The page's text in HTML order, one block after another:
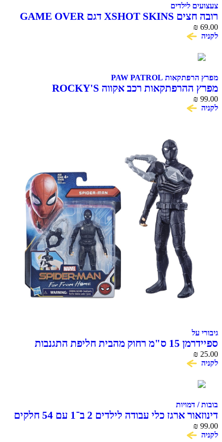
צעצועים לילדים
רובה חצים XSHOT SKINS דגם GAME OVER
₪ 69.00
לקניה
מפרץ הרפתקאות PAW PATROL
מפרץ ההרפתקאות רכב אקווה ROCKY'S
₪ 99.00
לקניה
גיבורי על
ספיידרמן 15 ס"מ רחוק מהבית חליפת התגנבות
SPIDER MAN
₪ 25.00
לקניה
בובות / דמויות
דינוזאור ארגז כלי עבודה לילדים 2 ב־1 עם 54 חלקים
₪ 99.00
לקניה